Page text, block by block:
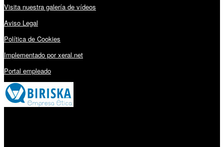
Visita nuestra galería de vídeos
Aviso Legal
Política de Cookies
Implementado por xeral.net
Portal empleado